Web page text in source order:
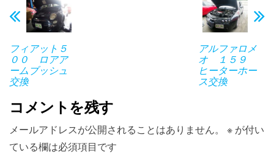
フィアット５
００ ロアア
ームブッシュ
交換
アルファロメ
オ １５９
ヒーターホー
ス交換
コメントを残す
メールアドレスが公開されることはありません。 ※ が付い
ている欄は必須項目です